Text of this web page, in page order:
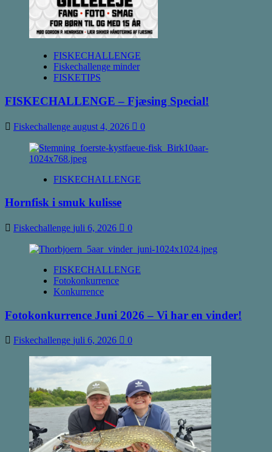
FISKECHALLENGE
Fiskechallenge minder
FISKETIPS
FISKECHALLENGE – Fjæsing Special!
Fiskechallenge august 4, 2026 0
FISKECHALLENGE
Hornfisk i smuk kulisse
Fiskechallenge juli 6, 2026 0
FISKECHALLENGE
Fotokonkurrence
Konkurrence
Fotokonkurrence Juni 2026 – Vi har en vinder!
Fiskechallenge juli 6, 2026 0